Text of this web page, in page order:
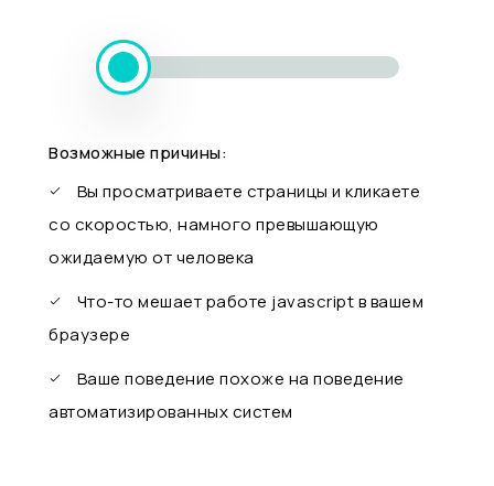
Возможные причины:
Вы просматриваете страницы и кликаете
со скоростью, намного превышающую
ожидаемую от человека
Что-то мешает работе javascript в вашем
браузере
Ваше поведение похоже на поведение
автоматизированных систем